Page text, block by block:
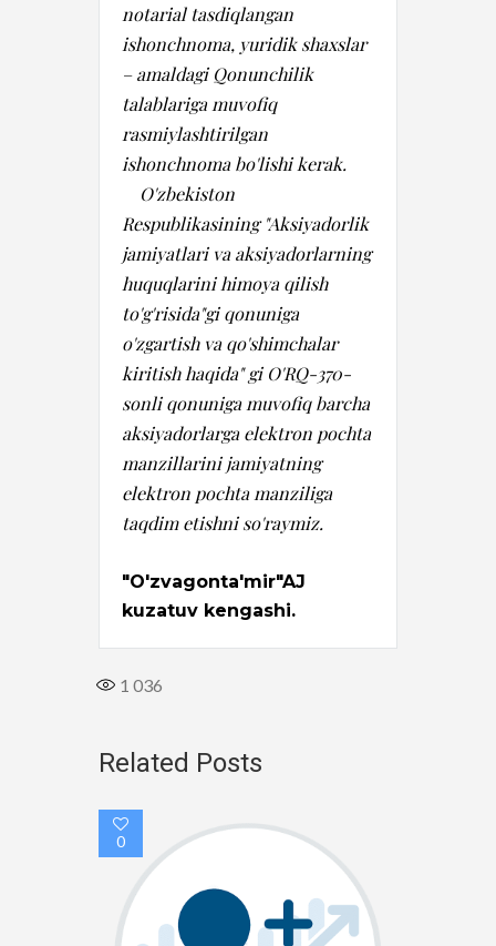
notarial tasdiqlangan
ishonchnoma, yuridik shaxslar
– amaldagi Qonunchilik
talablariga muvofiq
rasmiylashtirilgan
ishonchnoma bo'lishi kerak.
Respublikasining "Aksiyadorlik
jamiyatlari va aksiyadorlarning
huquqlarini himoya qilish
to'g'risida"gi qonuniga
o'zgartish va qo'shimchalar
kiritish haqida" gi O'RQ-370-
sonli qonuniga muvofiq barcha
aksiyadorlarga elektron pochta
manzillarini jamiyatning
elektron pochta manziliga
taqdim etishni so'raymiz.
"O'zvagonta'mir"AJ
kuzatuv kengashi.
1 036
Related Posts
0